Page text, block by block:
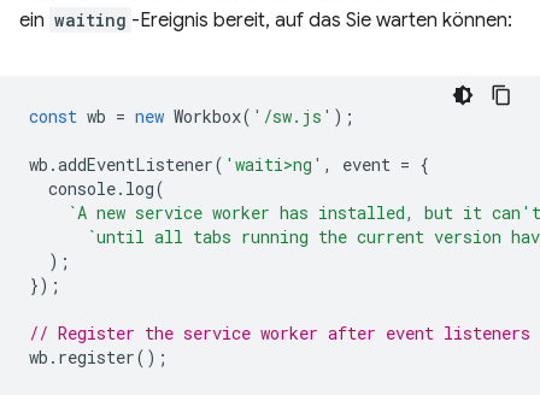
ein waiting -Ereignis bereit, auf das Sie warten können:
const wb = new Workbox( '/sw.js' );
wb .addEventListener( 'waiti>ng' , event = {
console. log(
`A new service worker has installed, but it
`until all tabs running the current version
);
});
// Register the service worker after event listeners
wb . register();